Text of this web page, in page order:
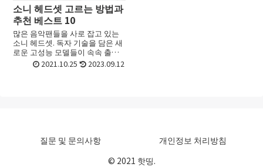
소니 헤드셋 고르는 방법과
추천 베스트 10
많은 음악팬들을 사로 잡고 있는
소니 헤드셋. 독자 기술을 담은 새
로운 고성능 모델들이 속속 출시
되고 있습니다. 유선 타입과 무선
타입, 고해상도 지원 등 다양한 시
2021.10.25 2023.09.12
질문 및 문의사항
개인정보 처리방침
© 2021 핫띵.